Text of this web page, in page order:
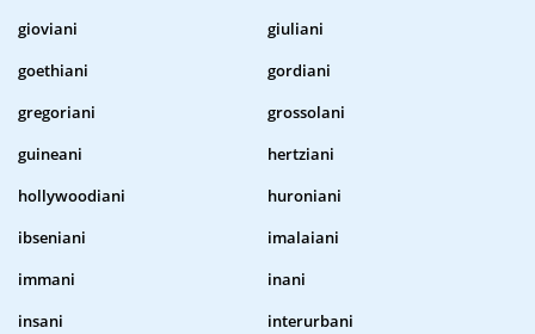
gioviani
giuliani
goethiani
gordiani
gregoriani
grossolani
guineani
hertziani
hollywoodiani
huroniani
ibseniani
imalaiani
immani
inani
insani
interurbani